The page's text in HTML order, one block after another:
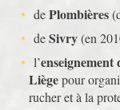
dePlombières
deSivry(en
l’
Liègepour
rucher et à la